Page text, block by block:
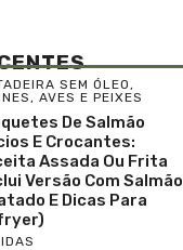
SEM ÓLEO,
AVES E PEIXES
De Salmão
E Crocantes:
Assada Ou Frita
Versão Com Salmão
E Dicas Para